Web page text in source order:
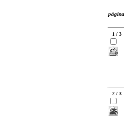
1 / 3
2 / 3